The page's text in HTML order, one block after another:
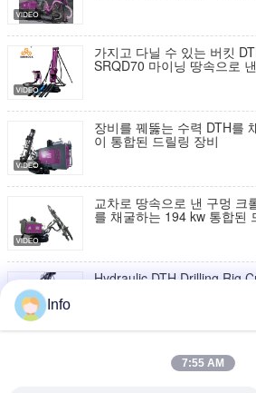
가지고 다닐 수 있는 버킷
SRQD70 마이닝 땅속으로
장비를 꿰뚫는 수력 DTH를
이 통합된 드릴링 장비
교차로 땅속으로 낸 구멍 크
를 채굴하는 194 kw 통합된
Hydraulic DTH Drilling Rig Crawler
금 코어 굴착기 역순환 RC
Info
7:55 AM